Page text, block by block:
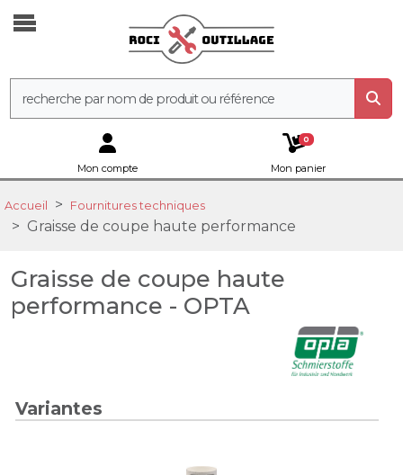
Mon compte
0
Mon panier
Accueil Fournitures techniques
Graisse de coupe haute performance
Graisse de coupe haute
performance - OPTA
Variantes